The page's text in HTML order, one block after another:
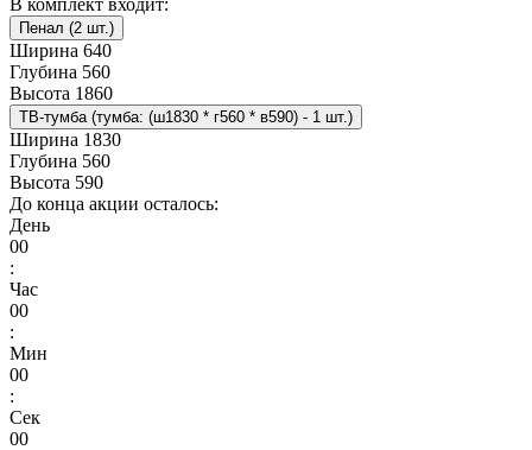
Пенал (2 шт.)
Ширина 640
Глубина 560
Высота 1860
ТВ-тумба (тумба: (ш1830 * г560 * в590) - 1 шт.)
Ширина 1830
Глубина 560
Высота 590
До конца акции осталось:
День
00
:
Час
00
:
Мин
00
:
Сек
00